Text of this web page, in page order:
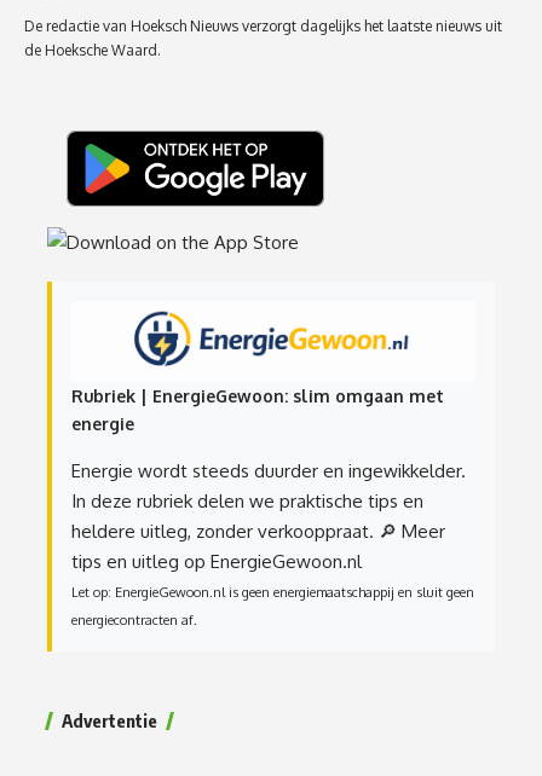
De redactie van Hoeksch Nieuws verzorgt dagelijks het laatste nieuws uit
de Hoeksche Waard.
Rubriek | EnergieGewoon: slim omgaan met
energie
Energie wordt steeds duurder en ingewikkelder.
In deze rubriek delen we praktische tips en
heldere uitleg, zonder verkooppraat. 🔎 Meer
tips en uitleg op EnergieGewoon.nl
Let op: EnergieGewoon.nl is geen energiemaatschappij en sluit geen
energiecontracten af.
Advertentie